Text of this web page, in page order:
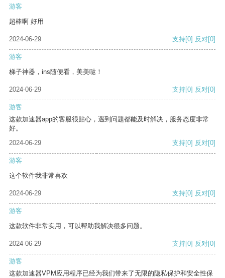
游客
超棒啊 好用
2024-06-29 支持[0] 反对[0]
游客
梯子神器，ins随便看，美美哒！
2024-06-29 支持[0] 反对[0]
游客
这款加速器app的客服很贴心，遇到问题都能及时解决，服务态度非常
好。
2024-06-29
支持[0] 反对[0]
游客
这个软件我非常喜欢
2024-06-29 支持[0] 反对[0]
游客
这款软件非常实用，可以帮助我解决很多问题。
2024-06-29 支持[0] 反对[0]
游客
这款加速器VPM应用程序已经为我们带来了无限的隐私保护和安全性保